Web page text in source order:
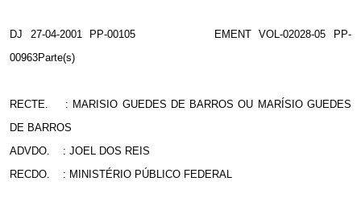
DJ 27-04-2001 PP-00105
EMENT VOL-02028-05 PP-
00963Parte(s)
RECTE.
: MARISIO GUEDES DE BARROS OU MARÍSIO GUEDES
DE BARROS
ADVDO.
: JOEL DOS REIS
RECDO.
: MINISTÉRIO PÚBLICO FEDERAL